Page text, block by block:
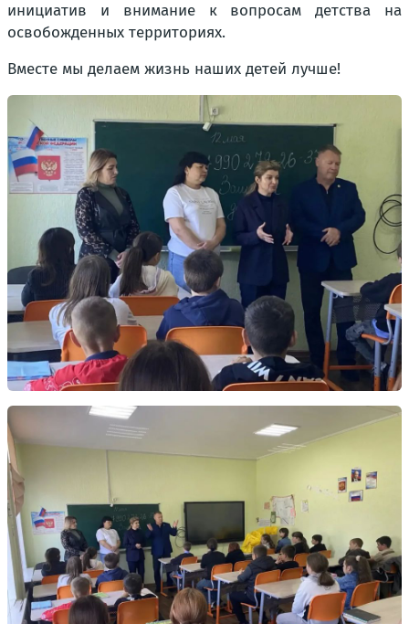
инициатив и внимание к вопросам детства на
освобожденных территориях.
Вместе мы делаем жизнь наших детей лучше!